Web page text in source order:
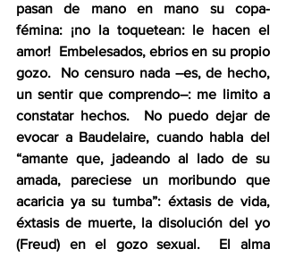
pasan de mano en mano su copa-
fémina: ¡no la toquetean: le hacen el
amor!  Embelesados, ebrios en su propio
gozo.  No censuro nada –es, de hecho,
un sentir que comprendo–: me limito a
constatar hechos.  No puedo dejar de
evocar a Baudelaire, cuando habla del
“amante que, jadeando al lado de su
amada, pareciese un moribundo que
acaricia ya su tumba”: éxtasis de vida,
éxtasis de muerte, la disolución del yo
(Freud) en el gozo sexual.  El alma